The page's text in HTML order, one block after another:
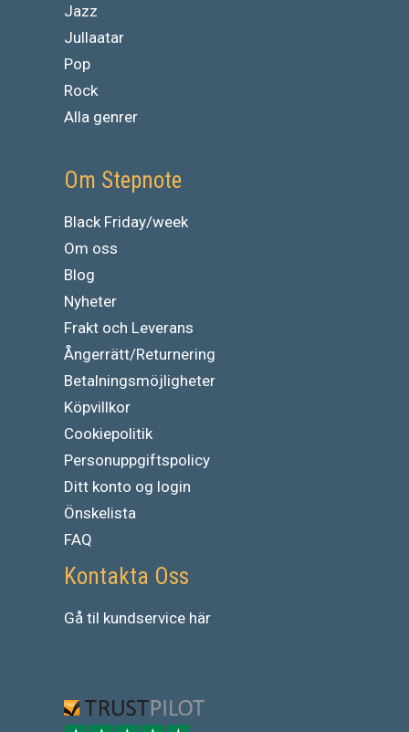
Jazz
Jullaatar
Pop
Rock
Alla genrer
Om Stepnote
Black Friday/week
Om oss
Blog
Nyheter
Frakt och Leverans
Ångerrätt/Returnering
Betalningsmöjligheter
Köpvillkor
Cookiepolitik
Personuppgiftspolicy
Ditt konto og login
Önskelista
FAQ
Kontakta Oss
Gå til kundservice här